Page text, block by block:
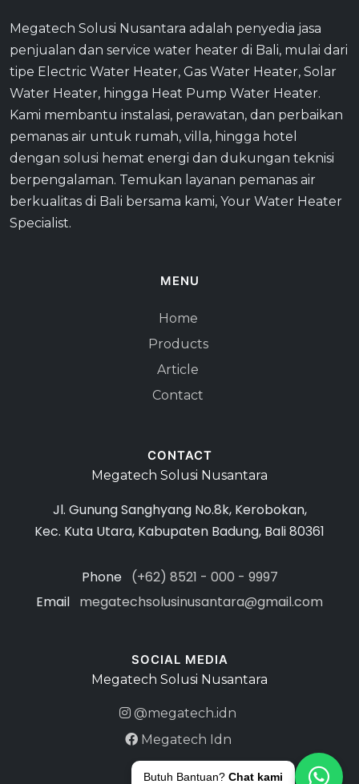
Megatech Solusi Nusantara adalah penyedia jasa
penjualan dan service water heater di Bali, mulai dari
tipe Electric Water Heater, Gas Water Heater, Solar
Water Heater, hingga Heat Pump Water Heater.
Kami membantu instalasi, perawatan, dan perbaikan
pemanas air untuk rumah, villa, hingga hotel
dengan solusi hemat energi dan dukungan teknisi
berpengalaman. Temukan layanan pemanas air
berkualitas di Bali bersama kami, Your Water Heater
Specialist.
MENU
Home
Products
Article
Contact
CONTACT
Megatech Solusi Nusantara
Jl. Gunung Sanghyang No.8k, Kerobokan,
Kec. Kuta Utara, Kabupaten Badung, Bali 80361
Phone (+62) 8521 - 000 - 9997
Email megatechsolusinusantara@gmail.com
SOCIAL MEDIA
Megatech Solusi Nusantara
@megatech.idn
Megatech Idn
Butuh Bantuan? Chat kami